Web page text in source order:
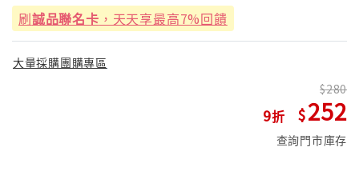
刷誠品聯名卡 ，天天享最高7%回饋
大量採購團購專區
9
280
252
查詢門市庫存